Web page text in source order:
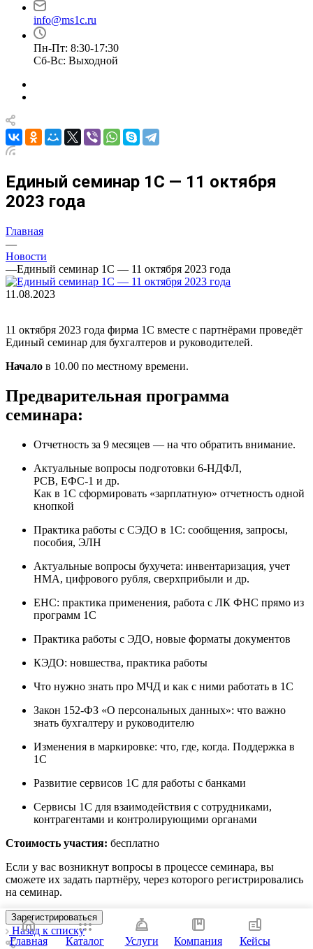
info@ms1c.ru
Пн-Пт: 8:30-17:30
Cб-Вс: Выходной
Единый семинар 1С — 11 октября
2023 года
Главная
—
Новости
—Единый семинар 1С — 11 октября 2023 года
11.08.2023
11 октября 2023 года фирма 1С вместе с партнёрами проведёт
Единый семинар для бухгалтеров и руководителей.
Начало в 10.00 по местному времени.
Предварительная программа
семинара:
Отчетность за 9 месяцев — на что обратить внимание.
Актуальные вопросы подготовки 6-НДФЛ,
РСВ, ЕФС-1 и др.
Как в 1С сформировать «зарплатную» отчетность одной
кнопкой
Практика работы с СЭДО в 1С: сообщения, запросы,
пособия, ЭЛН
Актуальные вопросы бухучета: инвентаризация, учет
НМА, цифрового рубля, сверхприбыли и др.
ЕНС: практика применения, работа с ЛК ФНС прямо из
программ 1С
Практика работы с ЭДО, новые форматы документов
КЭДО: новшества, практика работы
Что нужно знать про МЧД и как с ними работать в 1С
Закон 152-ФЗ «О персональных данных»: что важно
знать бухгалтеру и руководителю
Изменения в маркировке: что, где, когда. Поддержка в
1С
Развитие сервисов 1С для работы с банками
Сервисы 1С для взаимодействия с сотрудниками,
контрагентами и контролирующими органами
Стоимость участия: бесплатно
Если у вас возникнут вопросы в процессе семинара, вы
сможете их задать партнёру, через которого регистрировались
на семинар.
Зарегистрироваться
Назад к списку
Главная
Каталог Услуги Компания Кейсы